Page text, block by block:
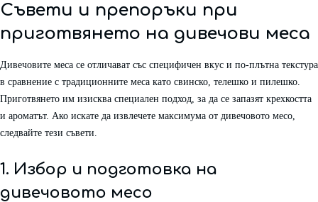
Съвети и препоръки при
приготвянето на дивечови меса
Дивечовите меса се отличават със специфичен вкус и по-плътна текстура
в сравнение с традиционните меса като свинско, телешко и пилешко.
Приготвянето им изисква специален подход, за да се запазят крехкостта
и ароматът. Ако искате да извлечете максимума от дивечовото месо,
следвайте тези съвети.
1. Избор и подготовка на
дивечовото месо